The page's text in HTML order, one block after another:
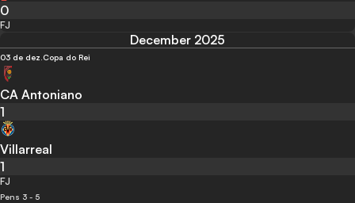
0
FJ
December 2025
03 de dez. Copa do Rei
CA Antoniano
1
Villarreal
1
FJ
Pens 3 - 5